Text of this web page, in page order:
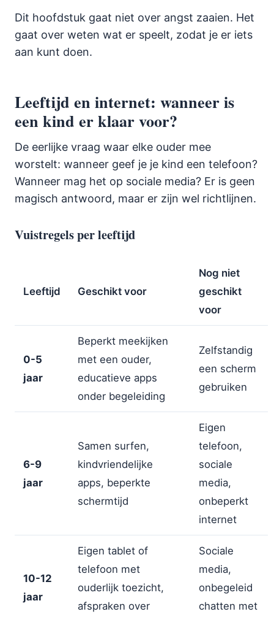
Dit hoofdstuk gaat niet over angst zaaien. Het
gaat over weten wat er speelt, zodat je er iets
aan kunt doen.
Leeftijd en internet: wanneer is
een kind er klaar voor?
De eerlijke vraag waar elke ouder mee
worstelt: wanneer geef je je kind een telefoon?
Wanneer mag het op sociale media? Er is geen
magisch antwoord, maar er zijn wel richtlijnen.
Vuistregels per leeftijd
Leeftijd Geschikt voor
Nog niet
geschikt
voor
0-5
jaar
Beperkt meekijken
met een ouder,
educatieve apps
onder begeleiding
Zelfstandig
een scherm
gebruiken
6-9
jaar
Samen surfen,
kindvriendelijke
apps, beperkte
schermtijd
Eigen
telefoon,
sociale
media,
onbeperkt
internet
10-12
jaar
Eigen tablet of
telefoon met
ouderlijk toezicht,
afspraken over
Sociale
media,
onbegeleid
chatten met